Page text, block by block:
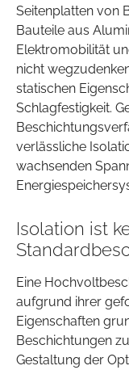
Seitenplatten von
Bauteile aus
Elektromobilität
nicht
statischen
Schlagfestigkeit.
verlässliche
wachsenden
Isolation ist
Eine
aufgrund ihrer
Eigenschaften
Beschichtungen
Gestaltung der